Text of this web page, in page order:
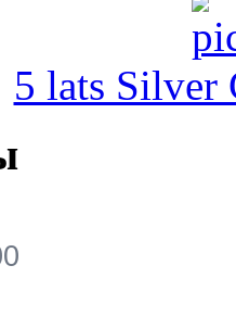
5 lats Silver